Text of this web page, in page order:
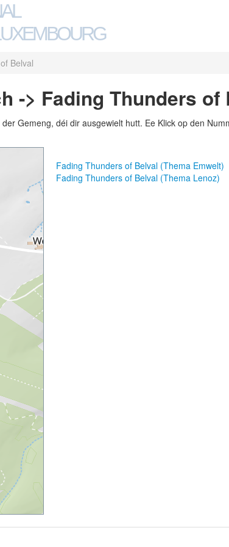
Belval
-> Fading Thunders of
Gemeng, déi dir ausgewielt hutt. Ee Klick op den
Fading Thunders of Belval (Thema Emwelt)
Fading Thunders of Belval (Thema Lenoz)